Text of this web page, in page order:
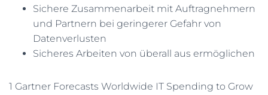
Sichere Zusammenarbeit mit Auftragnehmern
und Partnern bei geringerer Gefahr von
Datenverlusten
Sicheres Arbeiten von überall aus ermöglichen
1 Gartner Forecasts Worldwide IT Spending to Grow